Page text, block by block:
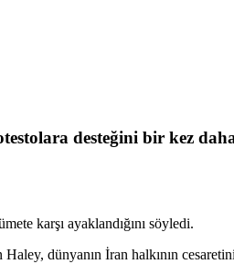
desteğini bir kez
karşı ayaklandığını söyledi.
Haley, dünyanın İran halkının